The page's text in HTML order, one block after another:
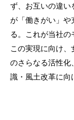
ず、お互いの違い
が「働きがい」
る。これが当社の
この実現に向け
のさらなる活性
識・風土改革に向